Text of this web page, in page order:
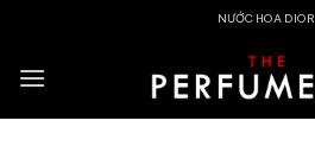
content
NƯỚC HOA DIOR